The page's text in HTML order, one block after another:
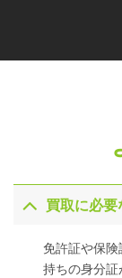
買取に必要
免許証や保
持ちの身分証